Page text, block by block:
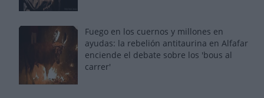
Fuego en los cuernos y millones en
ayudas: la rebelión antitaurina en Alfafar
enciende el debate sobre los 'bous al
carrer'